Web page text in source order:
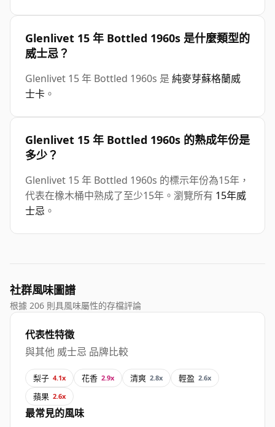
Glenlivet 15 年 Bottled 1960s 是什麼類型的
威士忌？
Glenlivet 15 年 Bottled 1960s 是 純麥芽蘇格蘭威
士卡 。
Glenlivet 15 年 Bottled 1960s 的熟成年份是
多少？
Glenlivet 15 年 Bottled 1960s 的標示年份為15年，
代表在橡木桶中熟成了至少15年。瀏覽所有 15年威
士忌 。
社群風味圖譜
根據 206 則具風味屬性的存檔評論
代表性特徵
與其他 威士忌 品牌比較
梨子 4.1x 花香 2.9x 清爽 2.8x 輕盈 2.6x
蘋果 2.6x
最常見的風味